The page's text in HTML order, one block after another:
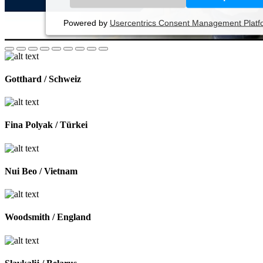
Powered by Usercentrics Consent Management
Gotthard / Schweiz
Fina Polyak / Türkei
Nui Beo / Vietnam
Woodsmith / England